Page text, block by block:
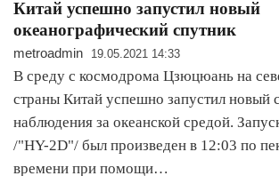
Китай успешно запустил новый
океанографический спутник
metroadmin 19.05.2021 14:33
В среду с космодрома Цзюцюань на
страны Китай успешно запустил новый
наблюдения за океанской средой.
/"HY-2D"/ был произведен в 12:03 по
времени при помощи…